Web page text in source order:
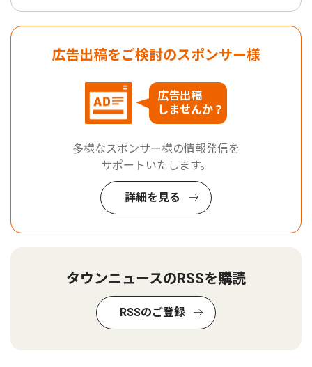
広告出稿をご検討のスポンサー様
広告出稿
しませんか？
多様なスポンサー様の情報発信を
サポートいたします。
詳細を見る
タウンニュースのRSSを購読
RSSのご登録